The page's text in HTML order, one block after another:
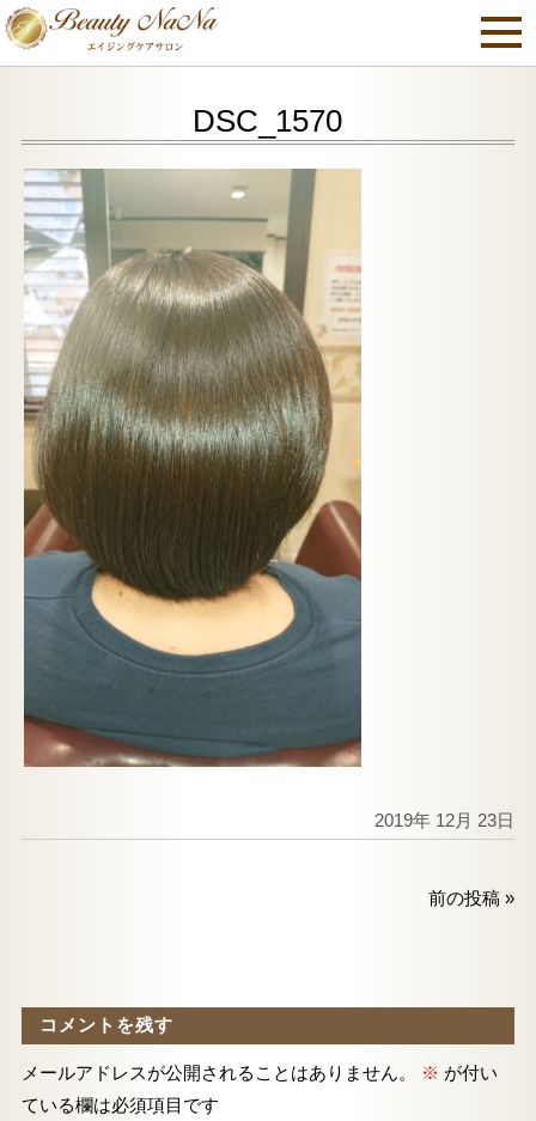
DSC_1570
2019年 12月 23日
前の投稿 »
コメントを残す
メールアドレスが公開されることはありません。 ※ が付い
ている欄は必須項目です